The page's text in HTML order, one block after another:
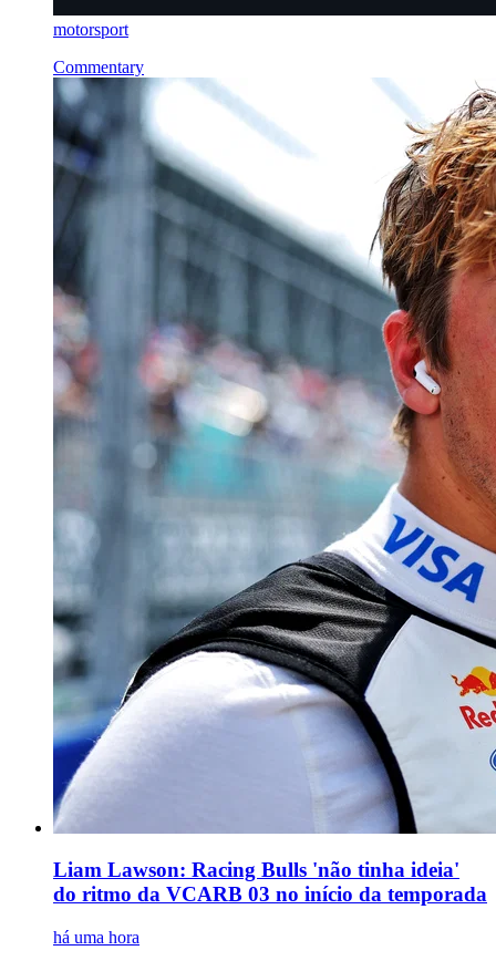
motorsport
Commentary
Liam Lawson: Racing Bulls 'não tinha ideia'
do ritmo da VCARB 03 no início da temporada
há uma hora